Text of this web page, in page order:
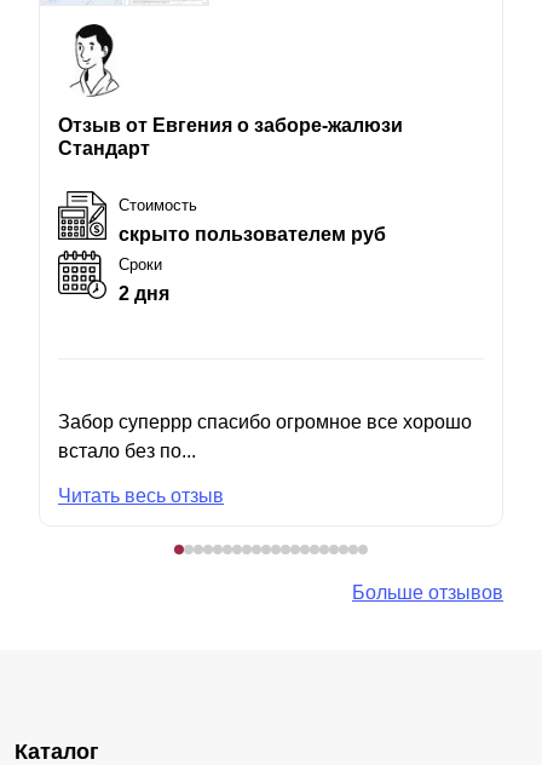
Отзыв от Евгения о заборе-жалюзи
Стандарт
Стоимость
скрыто пользователем руб
Сроки
2 дня
Забор суперрр спасибо огромное все хорошо
встало без по...
Читать весь отзыв
Больше отзывов
Каталог